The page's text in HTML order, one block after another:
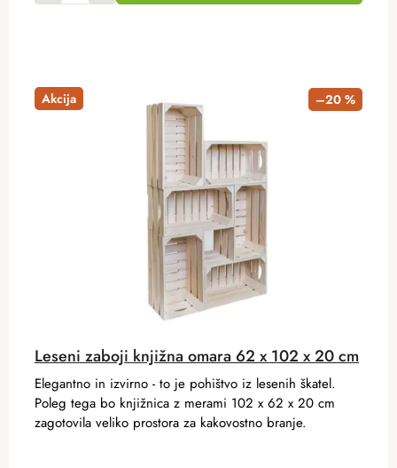
Akcija –20 %
Leseni zaboji knjižna omara 62 x 102 x 20 cm
Elegantno in izvirno - to je pohištvo iz lesenih škatel.
Poleg tega bo knjižnica z merami 102 x 62 x 20 cm
zagotovila veliko prostora za kakovostno branje.